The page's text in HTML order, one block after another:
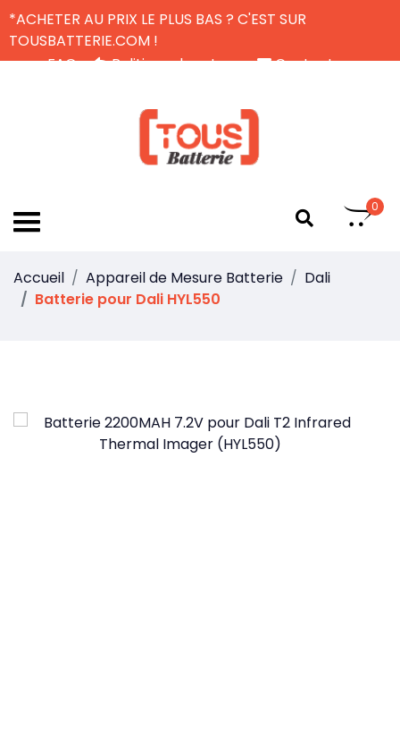
*ACHETER AU PRIX LE PLUS BAS ? C'EST SUR
TOUSBATTERIE.COM !
FAQ
Politique de retour
Contactez-nous
0
Accueil Appareil de Mesure Batterie
Dali
Batterie pour Dali HYL550